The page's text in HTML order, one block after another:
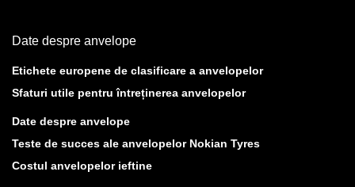
Date despre anvelope
Etichete europene de clasificare a anvelopelor
Sfaturi utile pentru întreținerea anvelopelor
Date despre anvelope
Teste de succes ale anvelopelor Nokian Tyres
Costul anvelopelor ieftine